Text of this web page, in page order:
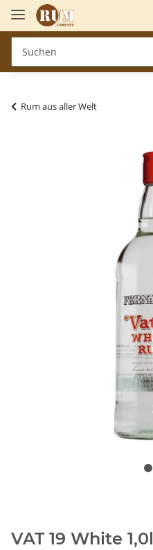
Rum aus aller Welt
VAT 19 White 1,0l